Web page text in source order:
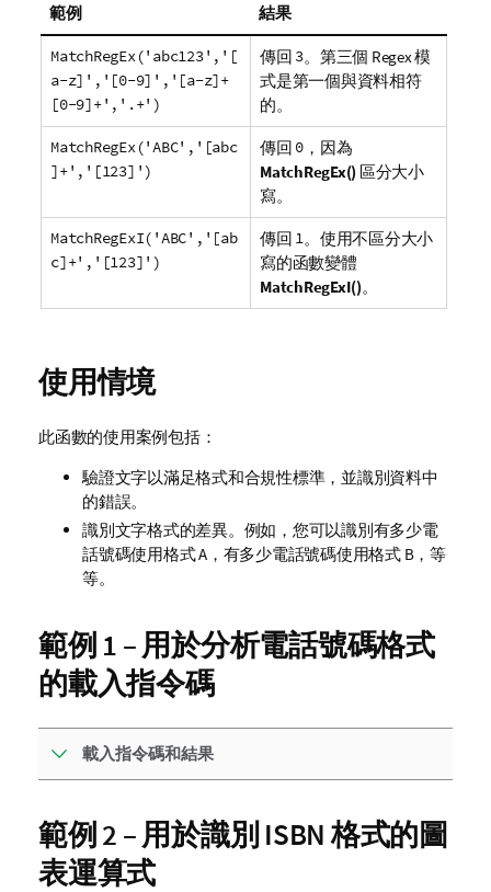
範例 結果
MatchRegEx('abc123','[
a-z]','[0-9]','[a-z]+
[0-9]+','.+')
傳回 3。第三個 Regex 模
式是第一個與資料相符
的。
MatchRegEx('ABC','[abc
]+','[123]')
傳回 0 ，因為
MatchRegEx() 區分大小
寫。
MatchRegExI('ABC','[ab
c]+','[123]')
傳回 1。使用不區分大小
寫的函數變體
MatchRegExI()。
使用情境
此函數的使用案例包括：
驗證文字以滿足格式和合規性標準，並識別資料中
的錯誤。
識別文字格式的差異。例如，您可以識別有多少電
話號碼使用格式 A，有多少電話號碼使用格式 B，等
等。
範例 1 – 用於分析電話號碼格式
的載入指令碼
載入指令碼和結果
範例 2 – 用於識別 ISBN 格式的圖
表運算式